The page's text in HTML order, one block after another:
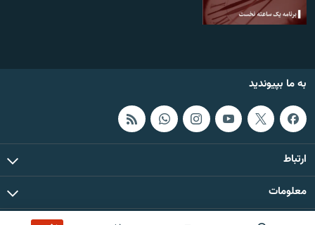
به ما بپیوندید
ارتباط
معلومات